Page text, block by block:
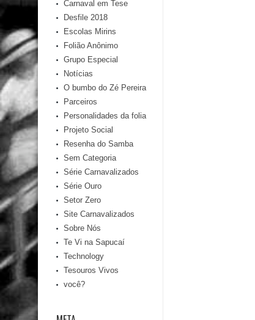
Carnaval em Tese
Desfile 2018
Escolas Mirins
Folião Anônimo
Grupo Especial
Notícias
O bumbo do Zé Pereira
Parceiros
Personalidades da folia
Projeto Social
Resenha do Samba
Sem Categoria
Série Carnavalizados
Série Ouro
Setor Zero
Site Carnavalizados
Sobre Nós
Te Vi na Sapucaí
Technology
Tesouros Vivos
você?